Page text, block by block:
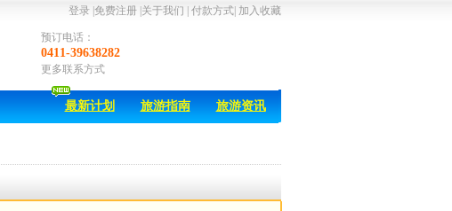
登录 免费注册 关于我们 付款方式 加入收藏
预订电话：
0411-39638282
更多联系方式
最新计划 旅游指南 旅游资讯